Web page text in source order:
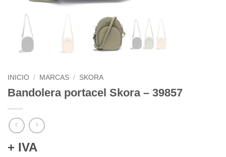
INICIO / MARCAS / SKORA
Bandolera portacel Skora – 39857
+ IVA